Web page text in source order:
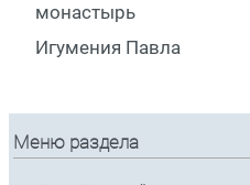
монастырь
Игумения Павла
Меню раздела